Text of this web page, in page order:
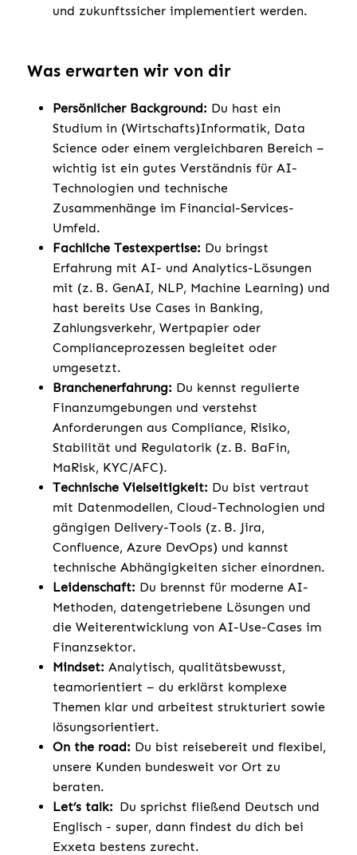
und zukunftssicher implementiert werden.
Was erwarten wir von dir
Persönlicher Background: Du hast ein
Studium in (Wirtschafts)Informatik, Data
Science oder einem vergleichbaren Bereich –
wichtig ist ein gutes Verständnis für AI-
Technologien und technische
Zusammenhänge im Financial-Services-
Umfeld.
Fachliche Testexpertise: Du bringst
Erfahrung mit AI- und Analytics-Lösungen
mit (z. B. GenAI, NLP, Machine Learning) und
hast bereits Use Cases in Banking,
Zahlungsverkehr, Wertpapier oder
Complianceprozessen begleitet oder
umgesetzt.
Branchenerfahrung: Du kennst regulierte
Finanzumgebungen und verstehst
Anforderungen aus Compliance, Risiko,
Stabilität und Regulatorik (z. B. BaFin,
MaRisk, KYC/AFC).
Technische Vielseitigkeit: Du bist vertraut
mit Datenmodellen, Cloud-Technologien und
gängigen Delivery-Tools (z. B. Jira,
Confluence, Azure DevOps) und kannst
technische Abhängigkeiten sicher einordnen.
Leidenschaft: Du brennst für moderne AI-
Methoden, datengetriebene Lösungen und
die Weiterentwicklung von AI-Use-Cases im
Finanzsektor.
Mindset: Analytisch, qualitätsbewusst,
teamorientiert – du erklärst komplexe
Themen klar und arbeitest strukturiert sowie
lösungsorientiert.
On the road: Du bist reisebereit und flexibel,
unsere Kunden bundesweit vor Ort zu
beraten.
Let’s talk: Du sprichst fließend Deutsch und
Englisch - super, dann findest du dich bei
Exxeta bestens zurecht.